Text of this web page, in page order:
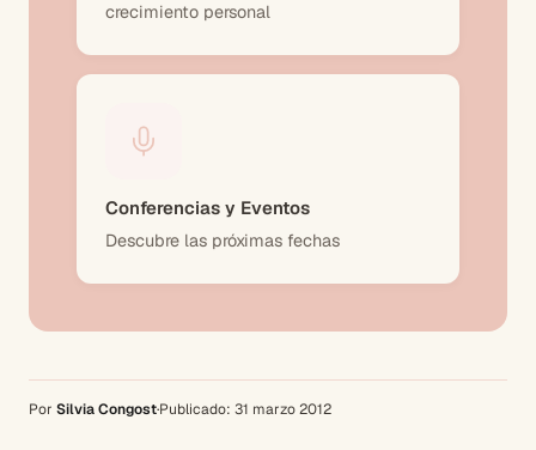
crecimiento personal
Conferencias y Eventos
Descubre las próximas fechas
Por Silvia Congost·Publicado: 31 marzo 2012